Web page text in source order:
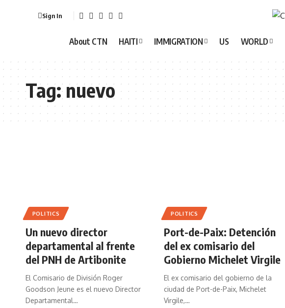
Sign In
About CTN HAITI IMMIGRATION US WORLD
Tag:nuevo
POLITICS
Un nuevo director
departamental al frente
del PNH de Artibonite
El Comisario de División Roger
Goodson Jeune es el nuevo Director
Departamental…
POLITICS
Port-de-Paix: Detención
del ex comisario del
Gobierno Michelet Virgile
El ex comisario del gobierno de la
ciudad de Port-de-Paix, Michelet
Virgile,…